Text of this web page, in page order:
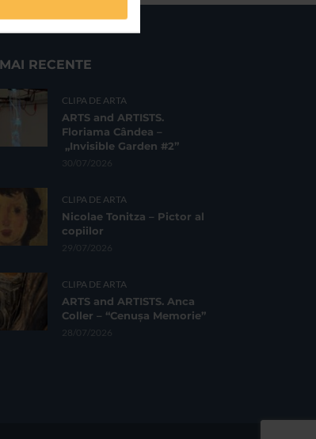
RECENTE
CLIPA DE ARTA
ARTS and ARTISTS.
Floriama Cândea –
„Invisible Garden #2”
30/07/2026
CLIPA DE ARTA
Nicolae Tonitza – Pictor al
copiilor
29/07/2026
CLIPA DE ARTA
ARTS and ARTISTS. Anca
Coller – “Cenușa Memorie”
28/07/2026